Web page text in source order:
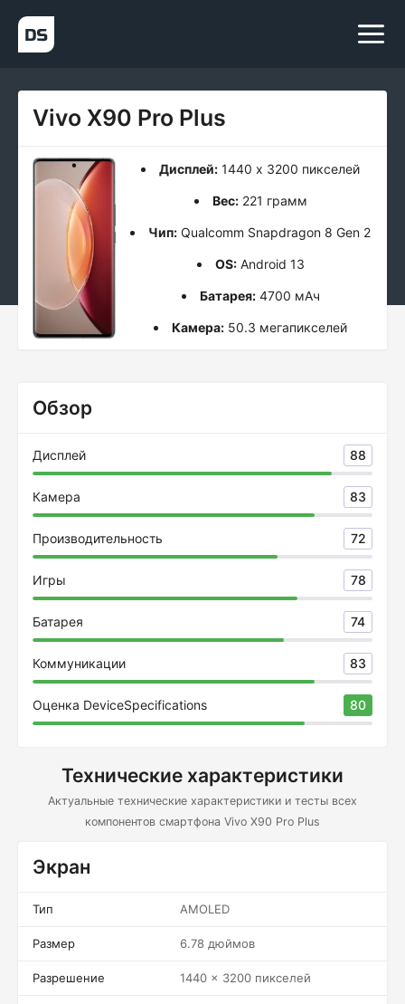
Vivo X90 Pro Plus
Дисплей: 1440 x 3200 пикселей
Вес:221 грамм
Чип: Qualcomm Snapdragon 8 Gen 2
OS:Android 13
Батарея:4700 мАч
Камера: 50.3 мегапикселей
Обзор
Дисплей 88
Камера 83
Производительность 72
Игры 78
Батарея 74
Коммуникации 83
Оценка DeviceSpecifications 80
Технические характеристики
Актуальные технические характеристики и тесты всех
компонентов смартфона Vivo X90 Pro Plus
Экран
Тип AMOLED
Размер 6.78 дюймов
Разрешение 1440 x 3200 пикселей